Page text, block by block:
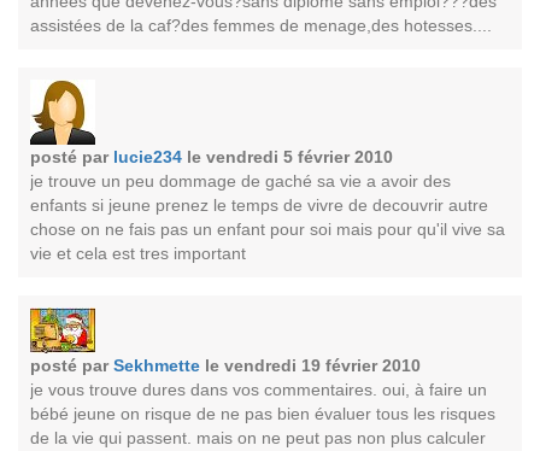
assistées de la caf?des femmes de menage,des hotesses....
posté par lucie234 le vendredi 5 février 2010
je trouve un peu dommage de gaché sa vie a avoir des
enfants si jeune prenez le temps de vivre de decouvrir autre
chose on ne fais pas un enfant pour soi mais pour qu'il vive sa
vie et cela est tres important
posté parSekhmette le vendredi 19 février 2010
je vous trouve dures dans vos commentaires. oui, à faire un
bébé jeune on risque de ne pas bien évaluer tous les risques
de la vie qui passent. mais on ne peut pas non plus calculer